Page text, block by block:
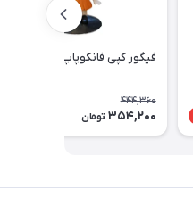
فیگور کپی فانکوپاپ مدل
444,360
354,200 تومان